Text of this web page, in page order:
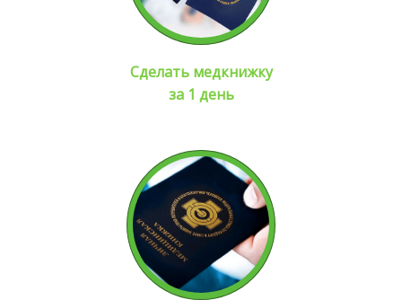
Сделать медкнижку
за 1 день